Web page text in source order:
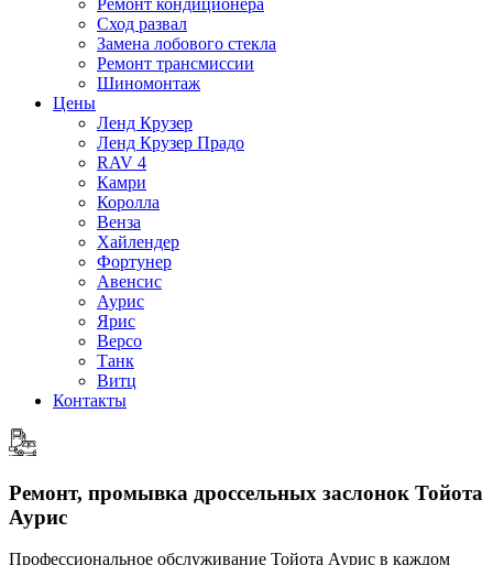
Ремонт кондиционера
Сход развал
Замена лобового стекла
Ремонт трансмиссии
Шиномонтаж
Цены
Ленд Крузер
Ленд Крузер Прадо
RAV 4
Камри
Королла
Венза
Хайлендер
Фортунер
Авенсис
Аурис
Ярис
Версо
Танк
Витц
Контакты
Ремонт, промывка дроссельных заслонок Тойота
Аурис
Профессиональное обслуживание Тойота Аурис в каждом